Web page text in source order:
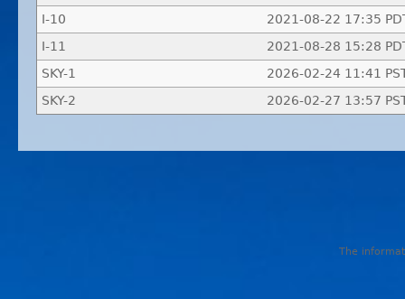
I-10
2021-08-22 17:35
I-11
2021-08-28 15:28
SKY-1
2026-02-24 11:41
SKY-2
2026-02-27 13:57
The